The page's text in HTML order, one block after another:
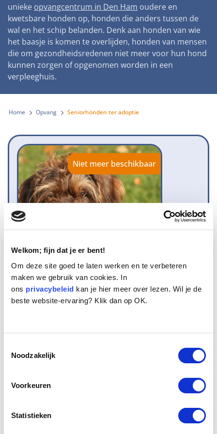
Welkom; fijn dat je er bent!
Om deze site goed te laten werken en te verbeteren
maken we gebruik van cookies. In
ons privacybeleid kan je hier meer over lezen. Wil je de
beste website-ervaring? Klik dan op OK.
Noodzakelijk
Voorkeuren
Statistieken
Landelijke registratie bijtincidenten
Verantwoord fokbeleid
Landelijk vuurwerkverbod
Verplichte pre-aanschaf cursus
Gemeentelijk meldpunt bijtincidenten
Bescherming tegen grasaren
Lezingen
Symposium Gemeentelijk Dierenbeleid
Teken onze petitie
Steun als bedrijf
Adopteer een seniorhond
Sponsor een seniorhond
Steun als vrijwilliger
Honden voor Honden Loop
Vraag een donatiebox aan
Wat wij doen
Onze organisatie
Samenwerking
Jaarverslag
Vacatures
Donateursmagazine Hond
Onze successen voor honden
Contactgegevens
Pers
Nieuws
Nieuwsbrief
Incassodata
Zoeken
unieke opvangcentrum in Den Ham oudere en
kwetsbare honden op, honden die anders tussen de
wal en het schip belanden. Denk aan honden van wie
het baasje is komen te overlijden, honden van mensen
die om gezondheidsredenen niet meer voor hun hond
kunnen zorgen of opgenomen worden in een
verpleeghuis.
Home Opvang Seniorhonden ter adoptie
Niet meer beschikbaar
Naam: Dusty
Hoeveel dagen te gast geweest:
Dorus en Dusty, twee ruwharige teckelzusjes van bijna elf jaar oud. Het